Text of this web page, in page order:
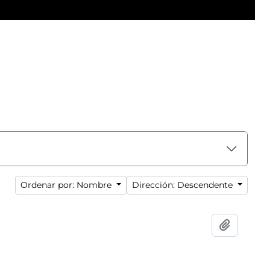
Ordenar por: Nombre Dirección: Descendente